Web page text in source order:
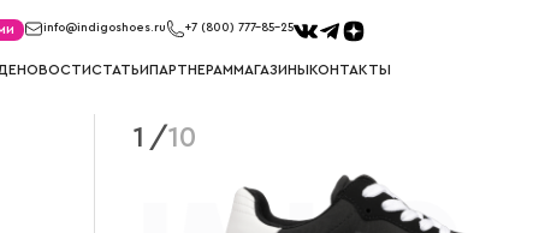
info@indigoshoes.ru +7 (800) 777-85-25
НОВОСТИСТАТЬИПАРТНЕРАММАГАЗИНЫКОНТАКТЫ
КЕДЫ
Кеды для мальчиков
Кеды для девочек
1 /10